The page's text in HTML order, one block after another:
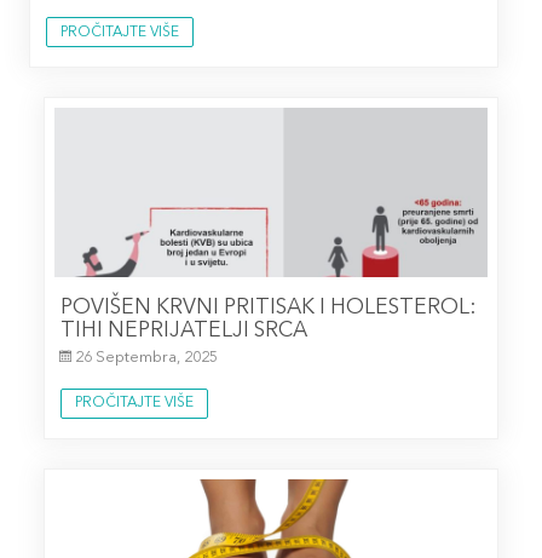
PROČITAJTE VIŠE
POVIŠEN KRVNI PRITISAK I HOLESTEROL:
TIHI NEPRIJATELJI SRCA
26 Septembra, 2025
PROČITAJTE VIŠE